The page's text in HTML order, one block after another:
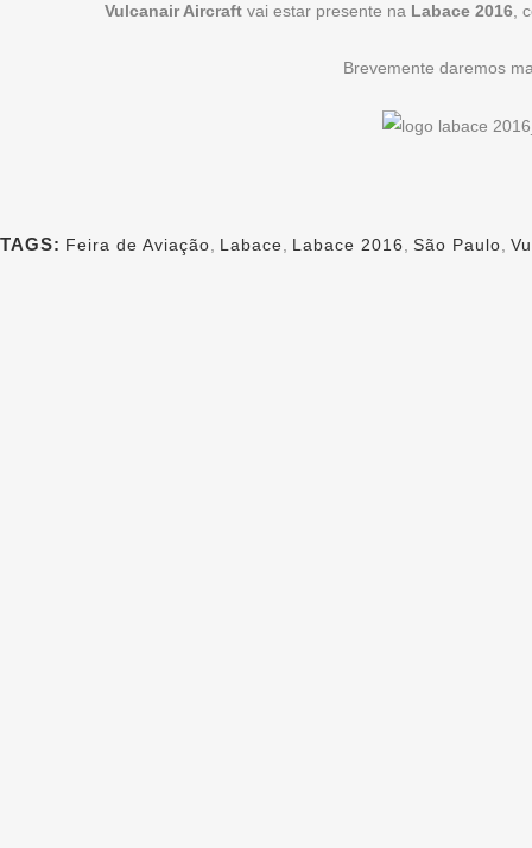
Vulcanair Aircraft vai estar presente na Labace 2016 ,
Brevemente daremos
TAGS: Feira de Aviação, Labace, Labace 2016, São Paulo,